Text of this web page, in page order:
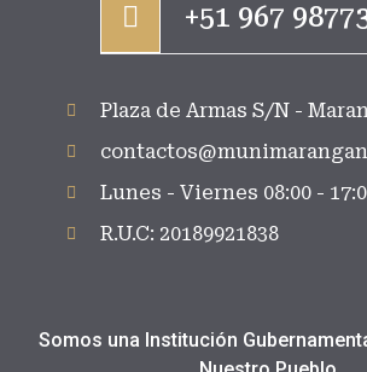
+51 967
Plaza de Armas S/N -
Lunes - Viernes 08:00 -
R.U.C: 20189921838
Somos una Institución